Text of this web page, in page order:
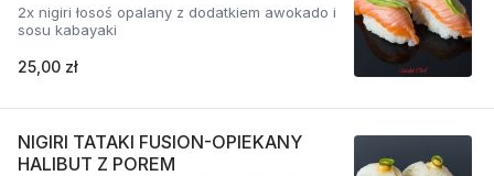
2x nigiri łosoś opalany z dodatkiem awokado i
sosu kabayaki
25,00 zł
NIGIRI TATAKI FUSION-OPIEKANY
HALIBUT Z POREM